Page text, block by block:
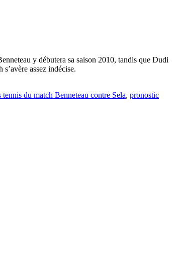
y débutera sa saison 2010, tandis que Dudi
assez indécise.
tennis du match Benneteau contre Sela, pronostic